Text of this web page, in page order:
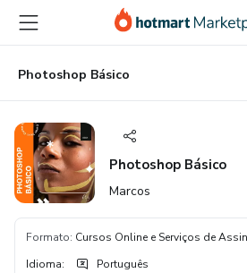
para
conteúdo
principal
para
pagamento
para
rodapéPhotoshop Básico
Photoshop Básico
Marcos
Formato: Cursos Online e Serviços de
Idioma: Português